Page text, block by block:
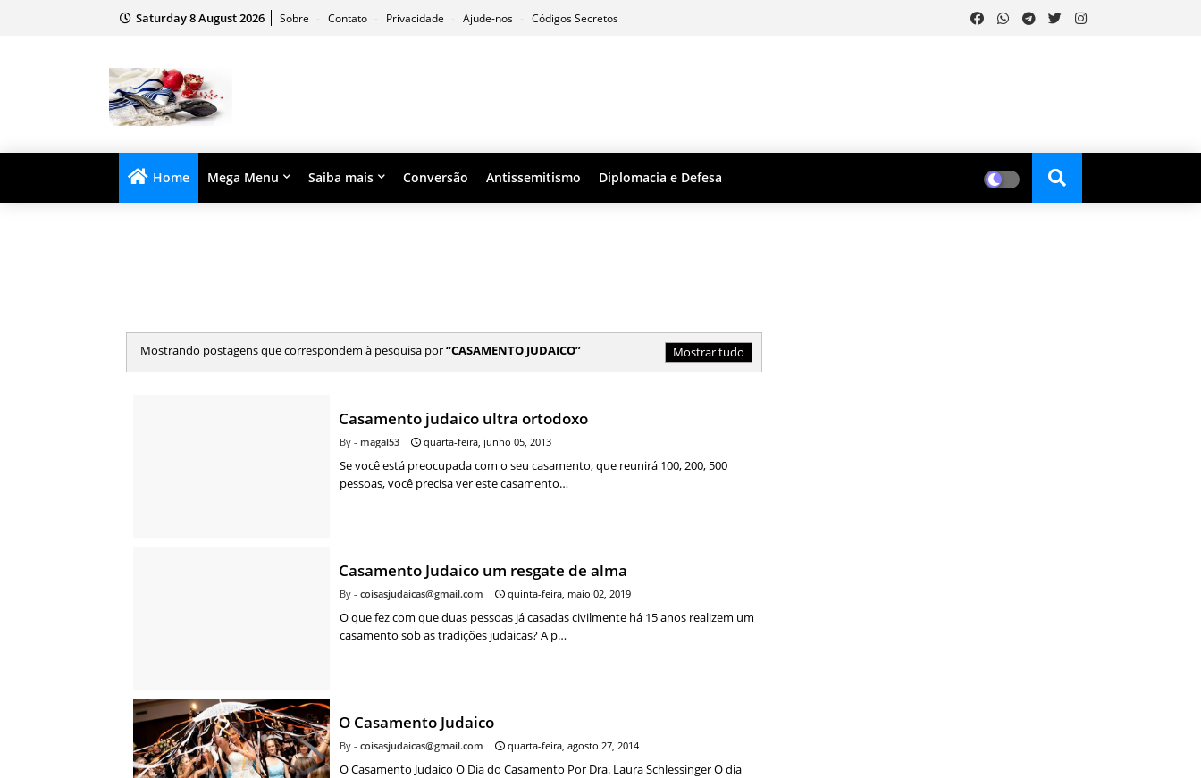
Saturday 8 August 2026 Sobre Contato Privacidade Ajude-nos Códigos Secretos
Home Mega Menu Saiba mais Conversão Antissemitismo Diplomacia e Defesa
Mostrando postagens que correspondem à pesquisa por CASAMENTO JUDAICO Mostrar tudo
Casamento judaico ultra ortodoxo
magal53 quarta-feira, junho 05, 2013
Se você está preocupada com o seu casamento, que reunirá 100, 200, 500
pessoas, você precisa ver este casamento…
Casamento Judaico um resgate de alma
coisasjudaicas@gmail.com quinta-feira, maio 02, 2019
O que fez com que duas pessoas já casadas civilmente há 15 anos realizem um
casamento sob as tradições judaicas? A p…
O Casamento Judaico
coisasjudaicas@gmail.com quarta-feira, agosto 27, 2014
O Casamento Judaico O Dia do Casamento Por Dra. Laura Schlessinger O dia